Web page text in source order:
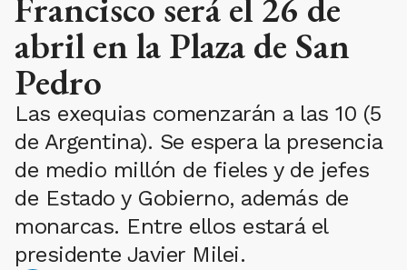
abril en la Plaza de San
Pedro
Las exequias comenzarán a las 10 (5
de Argentina). Se espera la presencia
de medio millón de fieles y de jefes
de Estado y Gobierno, además de
monarcas. Entre ellos estará el
presidente Javier Milei.